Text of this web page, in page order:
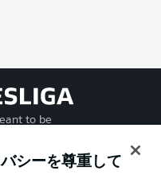
to be
シーを尊重して